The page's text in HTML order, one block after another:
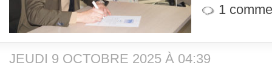
1
JEUDI 9 OCTOBRE 2025 À 04:39